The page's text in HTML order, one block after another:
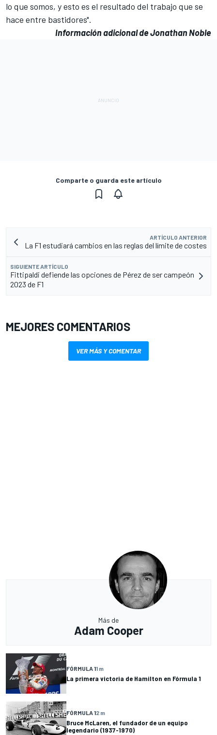
lo que somos, y esto es el resultado del trabajo que se
hace entre bastidores".
Información adicional de Jonathan Noble
Comparte o guarda este artículo
ARTÍCULO ANTERIOR
La F1 estudiará cambios en las reglas del límite de costes
SIGUIENTE ARTÍCULO
Fittipaldi defiende las opciones de Pérez de ser campeón
2023 de F1
MEJORES COMENTARIOS
VER MÁS Y COMENTAR
Más de
Adam Cooper
FÓRMULA 11 m
La primera victoria de Hamilton en Fórmula 1
FÓRMULA 12 m
Bruce McLaren, el fundador de un equipo
legendario (1937-1970)